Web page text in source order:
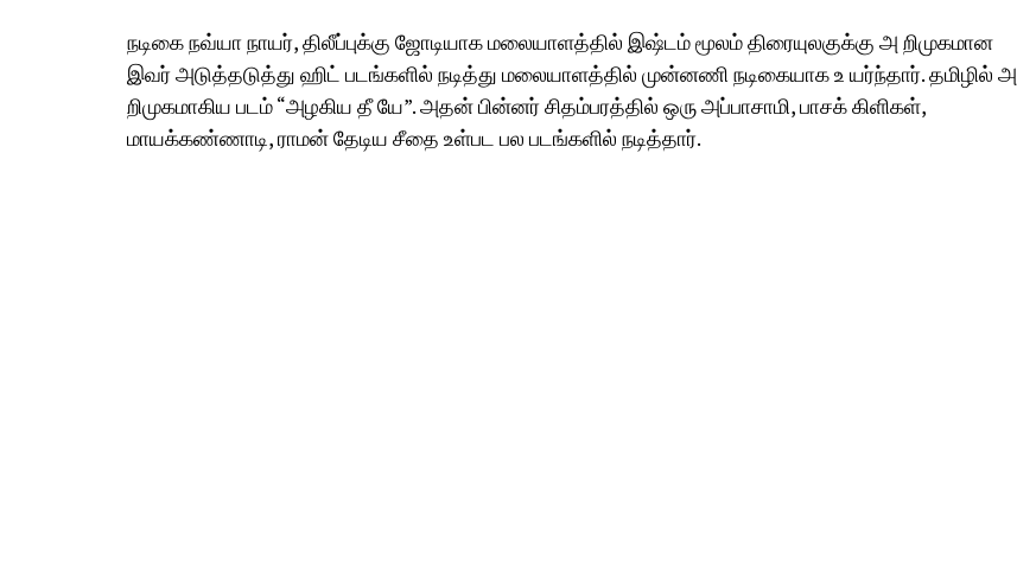
நடிகை நவ்யா நாயர், திலீப்புக்கு ஜோடியாக மலையாளத்தில் இஷ்டம் மூலம் திரையுலகுக்கு அ றிமுகமான
இவர் அடுத்தடுத்து ஹிட் படங்களில் நடித்து மலையாளத்தில் முன்னணி நடிகையாக உ யர்ந்தார். தமிழில் அ
றிமுகமாகிய படம் “அழகிய தீ யே”. அதன் பின்னர் சிதம்பரத்தில் ஒரு அப்பாசாமி, பாசக் கிளிகள்,
மாயக்கண்ணாடி, ராமன் தேடிய சீதை உள்பட பல படங்களில் நடித்தார்.